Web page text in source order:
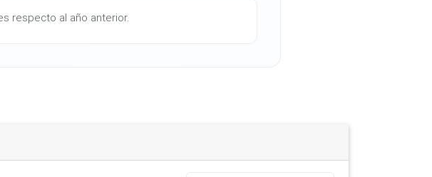
respecto al año anterior.